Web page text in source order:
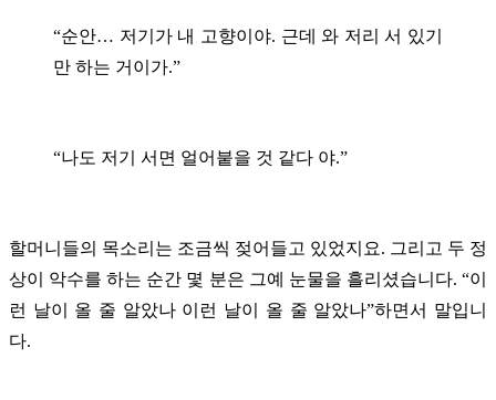
“순안… 저기가 내 고향이야. 근데 와 저리 서 있기
만 하는 거이가.”
“나도 저기 서면 얼어붙을 것 같다 야.”
할머니들의 목소리는 조금씩 젖어들고 있었지요. 그리고 두 정
상이 악수를 하는 순간 몇 분은 그예 눈물을 흘리셨습니다. “이
런 날이 올 줄 알았나 이런 날이 올 줄 알았나”하면서 말입니
다.